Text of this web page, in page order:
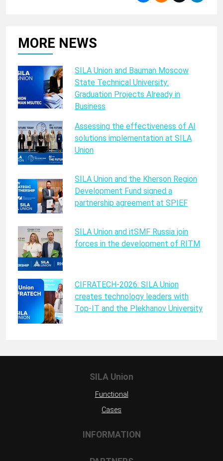
MORE NEWS
SILA Union and Bauman Moscow
State Technical University:
Graduation Projects Already in
Business
Assessing the effectiveness of AI
solutions implementation at SILA
Union
SILA Union and the Kherson Region
Development Fund signed a
partnership agreement at SPIEF
SILA Union and itSMF Russia join
forces in the development of RITM
CIFRATECH-2026: SILA Union
creates technology leaders with
Top-IT and the Plekhanov University
SILA Union
Functional
Cases
INFORMATION